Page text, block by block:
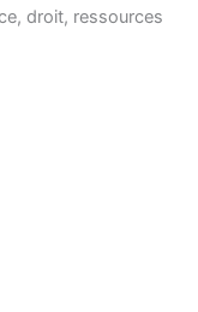
droit, ressources